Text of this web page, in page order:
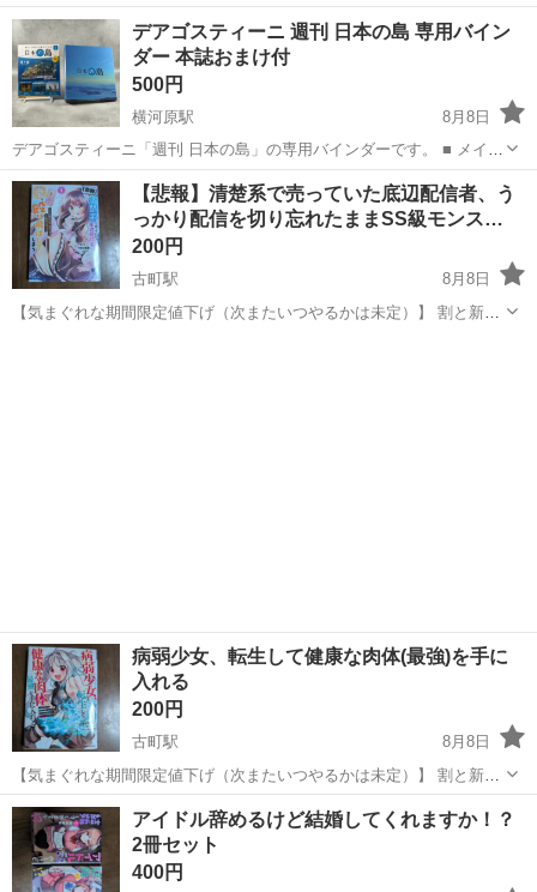
も付属しています。 バラ売り可能です。ご相談ください。
愛媛 松山市 福音寺駅 UVERworld
デアゴスティーニ 週刊 日本の島 専用バイン
ダー 本誌おまけ付
500円
横河原駅
8月8日
デアゴスティーニ「週刊 日本の島」の専用バインダーです。 ■ メイン
はバインダーです ・専用バインダー 1冊（青・2リング） リングの
開閉は問題なく動きます ・エリア別インデックス仕切り 8枚 北日本
／日本...
愛媛 東温市 横河原駅 雑誌
【悲報】清楚系で売っていた底辺配信者、う
っかり配信を切り忘れたままSS級モンス…
200円
古町駅
8月8日
【気まぐれな期間限定値下げ（次またいつやるかは未定）】 割と新し
病弱少女、転生して健康な肉体(最強)を手に
入れる
200円
古町駅
8月8日
【気まぐれな期間限定値下げ（次またいつやるかは未定）】 割と新し
い作品です。 パワーでなんだって解決しちゃう最強系マンガです
愛媛 松山市 古町駅 マンガ、コミック、アニメ
アイドル辞めるけど結婚してくれますか！？
2冊セット
400円